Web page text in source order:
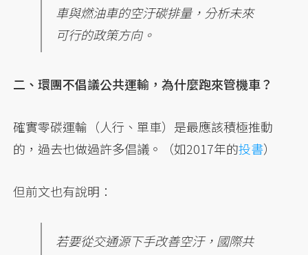
車與燃油車的空汙碳排量，分析未來
可行的政策方向。
二、環團不倡議公共運輸，為什麼跑來管機車？
確實零碳運輸（人行、單車）是最應該積極推動
的，過去也做過許多倡議。（如2017年的投書）
但前文也有說明：
若要從交通源下手改善空汙，國際共